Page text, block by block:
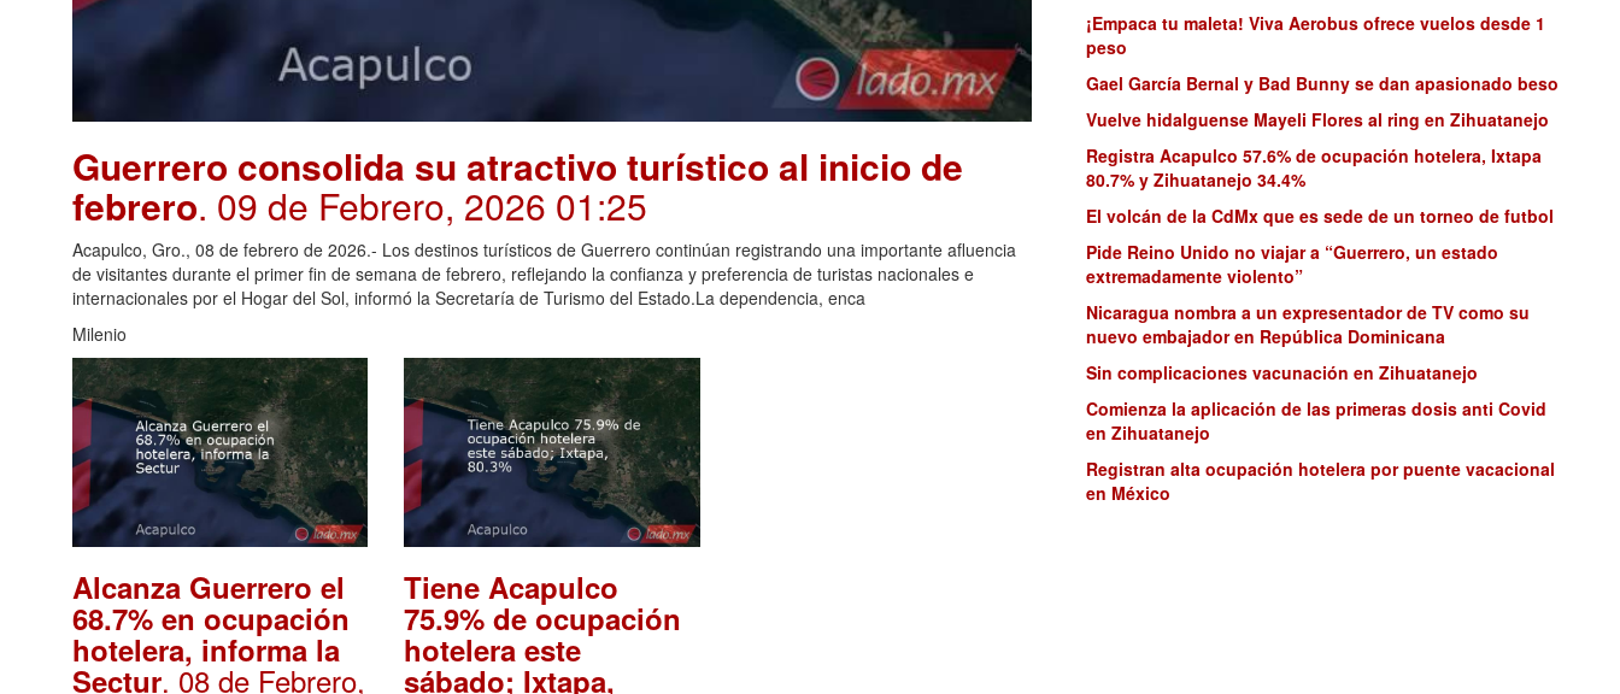
Guerrero consolida su atractivo turístico al inicio de
febrero. 09 de Febrero, 2026 01:25
Acapulco, Gro., 08 de febrero de 2026.- Los destinos turísticos de Guerrero continúan registrando una importante afluencia
de visitantes durante el primer fin de semana de febrero, reflejando la confianza y preferencia de turistas nacionales e
internacionales por el Hogar del Sol, informó la Secretaría de Turismo del Estado.La dependencia, enca
Milenio
Alcanza Guerrero el
68.7% en ocupación
hotelera, informa la
Sectur. 08 de Febrero,
Tiene Acapulco
75.9% de ocupación
hotelera este
sábado; Ixtapa,
¡Empaca tu maleta! Viva Aerobus ofrece vuelos desde 1
peso
Gael García Bernal y Bad Bunny se dan apasionado beso
Vuelve hidalguense Mayeli Flores al ring en Zihuatanejo
Registra Acapulco 57.6% de ocupación hotelera, Ixtapa
80.7% y Zihuatanejo 34.4%
El volcán de la CdMx que es sede de un torneo de futbol
Pide Reino Unido no viajar a “Guerrero, un estado
extremadamente violento”
Nicaragua nombra a un expresentador de TV como su
nuevo embajador en República Dominicana
Sin complicaciones vacunación en Zihuatanejo
Comienza la aplicación de las primeras dosis anti Covid
en Zihuatanejo
Registran alta ocupación hotelera por puente vacacional
en México